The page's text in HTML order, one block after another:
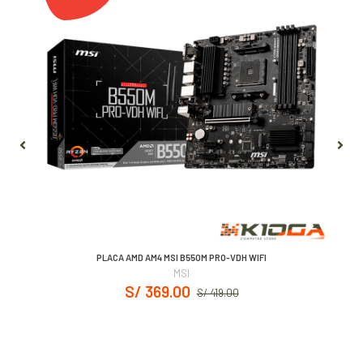
PLACA AMD AM4 MSI B550M PRO-VDH WIFI
MSI
S/ 419.00
S/ 369.00